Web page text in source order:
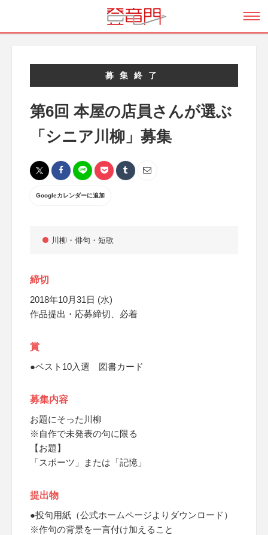
募集終了
第6回 本屋の店員さんが選ぶ
「シニア川柳」募集
Googleカレンダーに追加
川柳・俳句・短歌
締切
2018年10月31日 (水)
作品提出・応募締切、必着
賞
●ベスト10入選 図書カード
募集内容
お題にそった川柳
※自作で未発表の句に限る
【お題】
「スポーツ」または「記憶」
提出物
●投句用紙（公式ホームページよりダウンロード）
※作句の背景を一言付け加えること